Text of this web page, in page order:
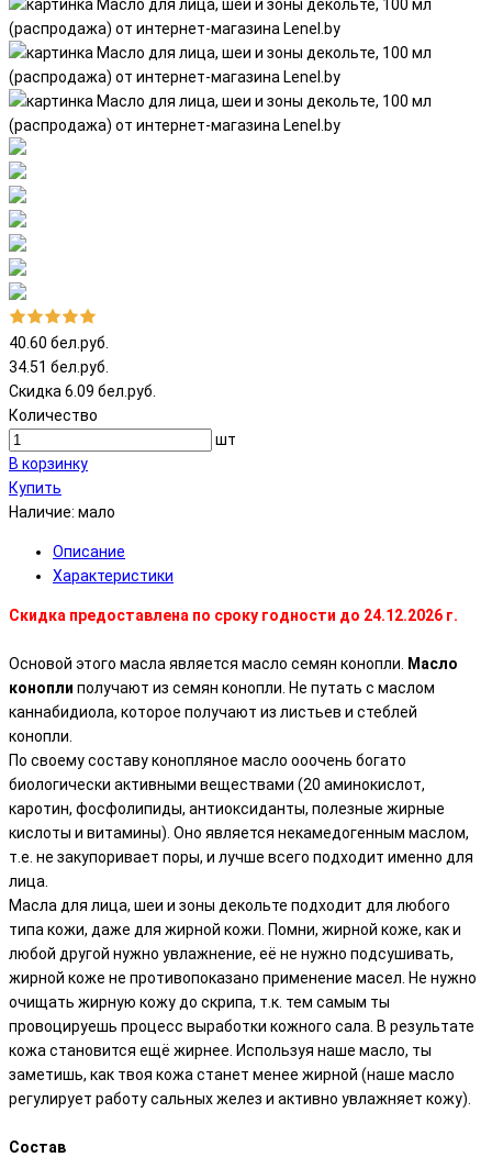
40.60 бел.руб.
34.51 бел.руб.
Скидка 6.09 бел.руб.
Количество
шт
В корзинку
Купить
Наличие: мало
Описание
Характеристики
Скидка предоставлена по сроку годности до 24.12.2026 г.
Основой этого масла является масло семян конопли.
Масло
конопли получают из семян конопли. Не путать с маслом
каннабидиола, которое получают из листьев и стеблей
конопли.
По своему составу конопляное масло ооочень богато
биологически активными веществами (20 аминокислот,
каротин, фосфолипиды, антиоксиданты, полезные жирные
кислоты и витамины). Оно является некамедогенным маслом,
т.е. не закупоривает поры, и лучше всего подходит именно для
лица.
Масла для лица, шеи и зоны декольте подходит для любого
типа кожи, даже для жирной кожи. Помни, жирной коже, как и
любой другой нужно увлажнение, её не нужно подсушивать,
жирной коже не противопоказано применение масел. Не нужно
очищать жирную кожу до скрипа, т.к. тем самым ты
провоцируешь процесс выработки кожного сала. В результате
кожа становится ещё жирнее. Используя наше масло, ты
заметишь, как твоя кожа станет менее жирной (наше масло
регулирует работу сальных желез и активно увлажняет кожу).
Состав